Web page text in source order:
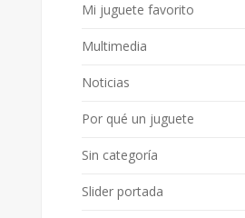
Mi juguete favorito
Multimedia
Noticias
Por qué un juguete
Sin categoría
Slider portada